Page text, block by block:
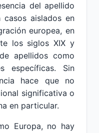
del apellido
casos aislados en
europea, en
los siglos XIX y
apellidos como
específicas. Sin
hace que no
significativa o
en particular.
Europa, no hay